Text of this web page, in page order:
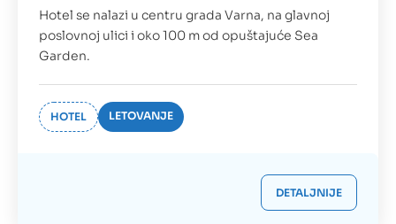
Hotel se nalazi u centru grada Varna, na glavnoj
poslovnoj ulici i oko 100 m od opuštajuće Sea
Garden.
HOTEL LETOVANJE
DETALJNIJE